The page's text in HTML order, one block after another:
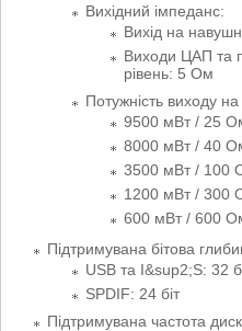
Вихідний імпеданс:
Вихід на
Виходи ЦАП та
рівень: 5 Ом
Потужність виходу
9500 мВт / 25
8000 мВт / 40
3500 мВт / 100
1200 мВт / 300
600 мВт / 600
Підтримувана бітова
USB та I&sup2;S: 32
SPDIF: 24 біт
Підтримувана частота